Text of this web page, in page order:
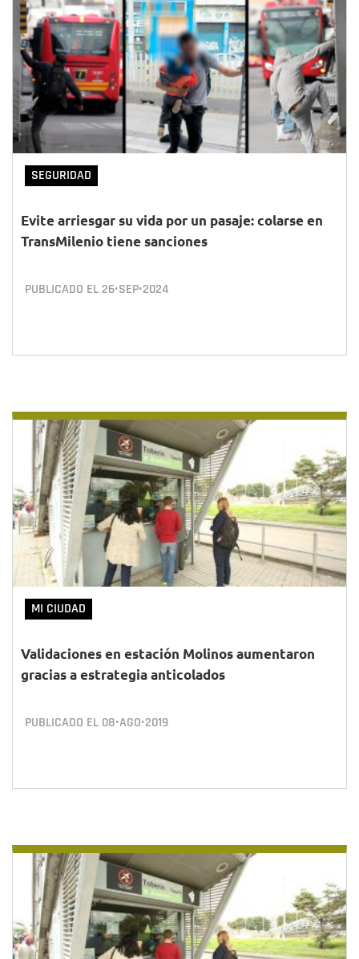
SEGURIDAD
Evite arriesgar su vida por un pasaje: colarse en
TransMilenio tiene sanciones
PUBLICADO EL 26•SEP•2024
MI CIUDAD
Validaciones en estación Molinos aumentaron
gracias a estrategia anticolados
PUBLICADO EL 08•AGO•2019